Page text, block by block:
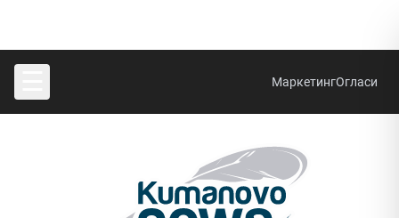
МаркетингОгласи